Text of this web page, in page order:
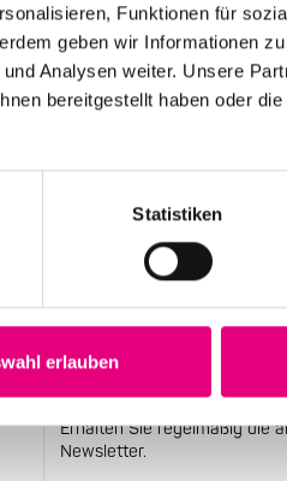
Funktionen für
geben wir Informationen
Analysen weiter. Unsere
bereitgestellt haben oder
Statistiken
erlauben
– Eröffnung mit
Youssoupha – Vorverkauf
Stay up to date!
Erhalten Sie regelmäßig die
Newsletter.